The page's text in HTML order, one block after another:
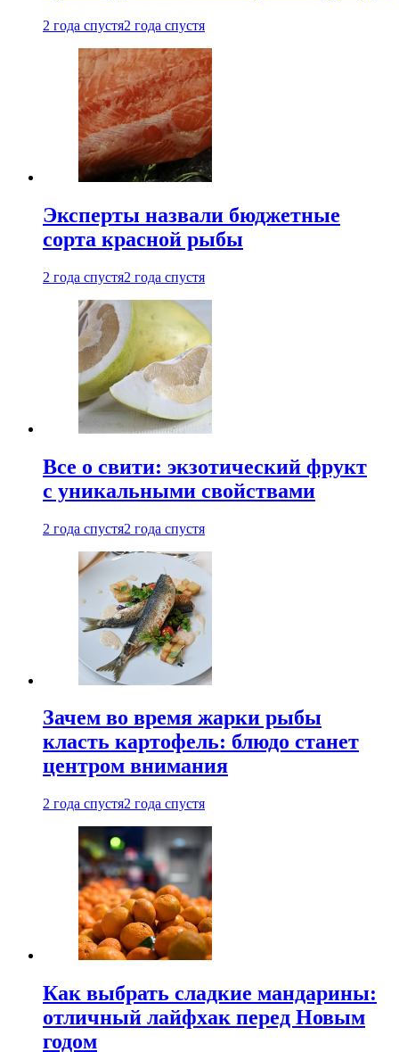
2 года спустя2 года спустя
Эксперты назвали бюджетные
сорта красной рыбы
2 года спустя2 года спустя
Все о свити: экзотический фрукт
с уникальными свойствами
2 года спустя2 года спустя
Зачем во время жарки рыбы
класть картофель: блюдо станет
центром внимания
2 года спустя2 года спустя
Как выбрать сладкие мандарины:
отличный лайфхак перед Новым
годом